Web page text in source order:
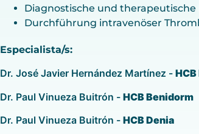
Diagnostische und
Durchführung intravenöser
Especialista/s:
Dr. José Javier Hernández Martínez -
Dr. Paul Vinueza Buitrón - HCB Benidorm
Dr. Paul Vinueza Buitrón - HCB Denia